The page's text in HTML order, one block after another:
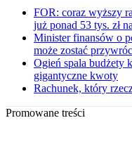
FOR: coraz wyższy
już ponad 53 tys. zł
Minister finansów o
może zostać
Ogień spala budżety
gigantyczne kwoty
Rachunek, który
Promowane treści